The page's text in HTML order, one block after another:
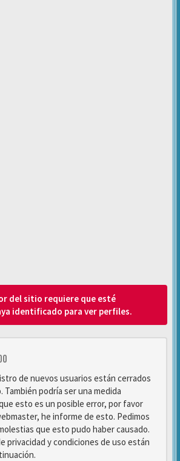
del sitio requiere que esté
identificado para ver perfiles.
de nuevos usuarios están cerrados
podría ser una medida
esto es un posible error, por favor
he informe de esto. Pedimos
que esto pudo haber causado.
privacidad y condiciones de uso están